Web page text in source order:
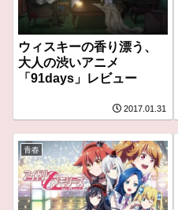
ウィスキーの香り漂う、
大人の渋いアニメ
「91days」レビュー
2017.01.31
青春